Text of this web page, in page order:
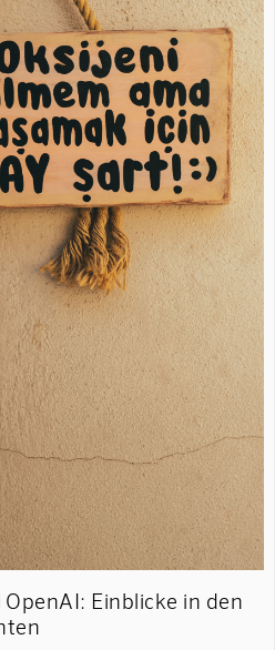
Einblicke in den